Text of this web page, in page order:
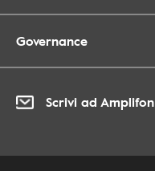
Governance
Scrivi ad Amplifon